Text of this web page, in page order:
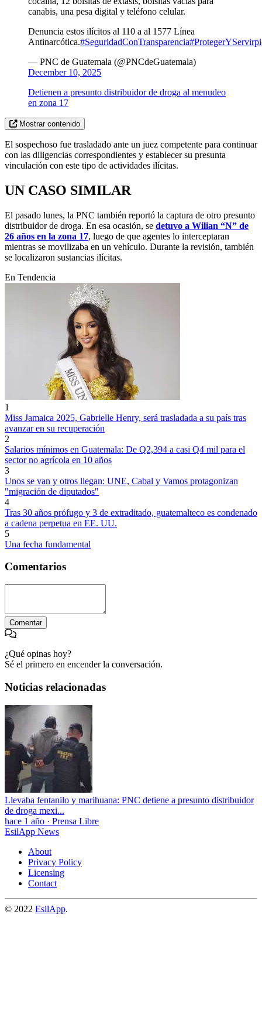
canabis, una pesa digital y teléfono celular.
Denuncia estos ilícitos al 110 a al 1577 Línea
Antinarcótica.#SeguridadConTransparencia#ProtegerYServir
— PNC de Guatemala (@PNCdeGuatemala)
December 10, 2025
Detienen a presunto distribuidor de droga al menudeo
en zona 17
Mostrar contenido
El sospechoso fue trasladado ante un juez competente para continuar
con las diligencias correspondientes y establecer su presunta
vinculación con este tipo de actividades ilícitas.
UN CASO SIMILAR
El pasado lunes, la PNC también reportó la captura de otro presunto
distribuidor de droga. En esa ocasión, se detuvo a Wilian “N” de
26 años en la zona 17, luego de que agentes lo interceptaran
mientras se movilizaba en un vehículo. Durante la revisión, también
se localizaron sustancias ilícitas.
En Tendencia
1
Miss Jamaica 2025, Gabrielle Henry, será trasladada a su país tras
avanzar en su recuperación
2
Salarios mínimos en Guatemala: De Q2,394 a casi Q4 mil para el
sector no agrícola en 10 años
3
Unos se van y otros llegan: UNE, Cabal y Vamos protagonizan
"migración de diputados"
4
Tras 30 años prófugo y 3 de extraditado, guatemalteco es condenado
a cadena perpetua en EE. UU.
5
Una fecha fundamental
Comentarios
Comentar
¿Qué opinas hoy?
Sé el primero en encender la conversación.
Noticias relacionadas
Llevaba fentanilo y marihuana: PNC detiene a presunto distribuidor
de droga mexi...
hace 1 año · Prensa Libre
EsilApp News
About
Privacy Policy
Licensing
Contact
© 2022 EsilApp.